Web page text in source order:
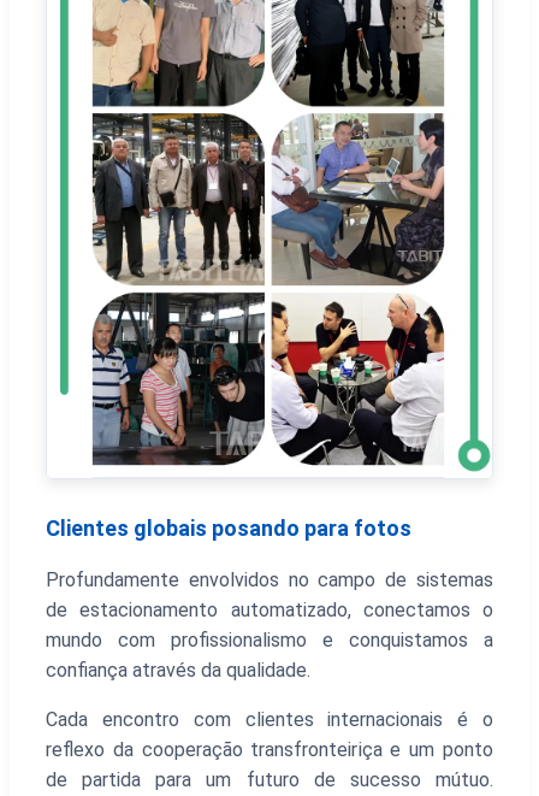
Clientes globais posando para fotos
Profundamente envolvidos no campo de sistemas
de estacionamento automatizado, conectamos o
mundo com profissionalismo e conquistamos a
confiança através da qualidade.
Cada encontro com clientes internacionais é o
reflexo da cooperação transfronteiriça e um ponto
de partida para um futuro de sucesso mútuo.